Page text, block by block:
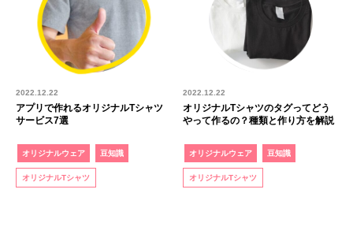
2022.12.22
アプリで作れるオリジナルTシャツ
サービス7選
オリジナルウェア 豆知識
オリジナルTシャツ
2022.12.22
オリジナルTシャツのタグってどう
やって作るの？種類と作り方を解説
オリジナルウェア 豆知識
オリジナルTシャツ